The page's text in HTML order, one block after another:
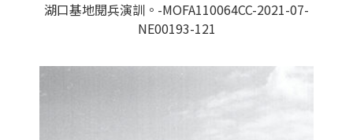
湖口基地閱兵演訓。-MOFA110064CC-2021-07-
NE00193-121